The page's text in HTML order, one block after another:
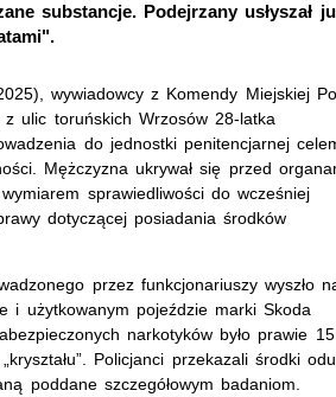
substancje. Podejrzany usłyszał
wywiadowcy z Komendy Miejskiej
ulic toruńskich Wrzosów 28-latka
do jednostki penitencjarnej
Mężczyzna ukrywał się przed
sprawiedliwości do wcześniej
dotyczącej posiadania środków
przez funkcjonariuszy wyszło
i użytkowanym pojeździe marki Skoda
narkotyków było prawie
Policjanci przekazali środki
poddane szczegółowym badaniom.